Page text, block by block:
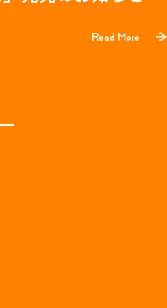
Read More
Read More
寄れて落ち着いた空間でお酒と料理
製の魅力を知ってもらいながら燻製と